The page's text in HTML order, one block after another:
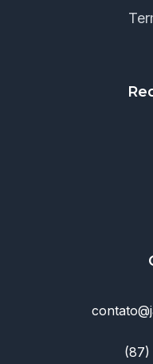
(87)